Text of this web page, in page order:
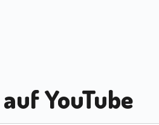
YouTube